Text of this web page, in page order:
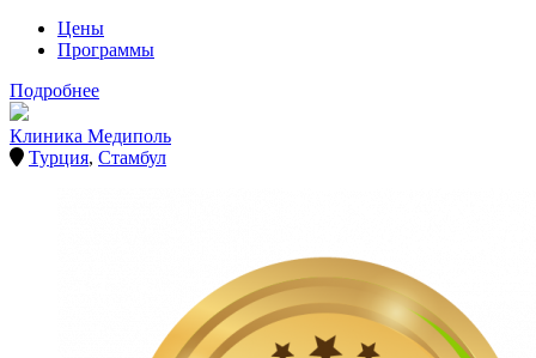
Цены
Программы
Подробнее
Клиника Медиполь
Турция, Стамбул